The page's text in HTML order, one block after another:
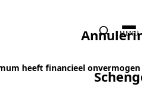
MENU
heeft financieel onvermogen